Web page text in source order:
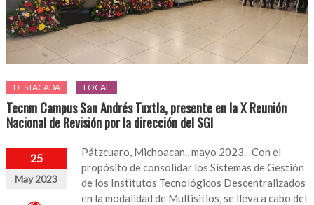
DESTACADA LOCAL
Tecnm Campus San Andrés Tuxtla, presente en la X Reunión
Nacional de Revisión por la dirección del SGI
25
May 2023
Pátzcuaro, Michoacan., mayo 2023.- Con el
propósito de consolidar los Sistemas de Gestión
de los Institutos Tecnológicos Descentralizados
en la modalidad de Multisitios, se lleva a cabo del